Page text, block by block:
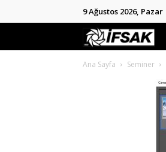
9 Ağustos 2026, Pazar
Ana Sayfa Seminer